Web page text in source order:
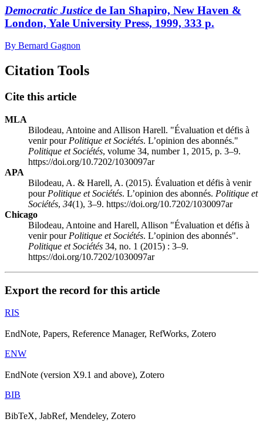
Democratic Justice de Ian Shapiro, New Haven &
London, Yale University Press, 1999, 333 p.
By Bernard Gagnon
Citation Tools
Cite this article
MLA
Bilodeau, Antoine and Allison Harell. "Évaluation et défis à
venir pour Politique et Sociétés. L’opinion des abonnés."
Politique et Sociétés, volume 34, number 1, 2015, p. 3–9.
https://doi.org/10.7202/1030097ar
APA
Bilodeau, A. & Harell, A. (2015). Évaluation et défis à venir
pour Politique et Sociétés. L’opinion des abonnés. Politique et
Sociétés, 34(1), 3–9. https://doi.org/10.7202/1030097ar
Chicago
Bilodeau, Antoine and Harell, Allison "Évaluation et défis à
venir pour Politique et Sociétés. L’opinion des abonnés".
Politique et Sociétés 34, no. 1 (2015) : 3–9.
https://doi.org/10.7202/1030097ar
Export the record for this article
RIS
EndNote, Papers, Reference Manager, RefWorks, Zotero
ENW
EndNote (version X9.1 and above), Zotero
BIB
BibTeX, JabRef, Mendeley, Zotero